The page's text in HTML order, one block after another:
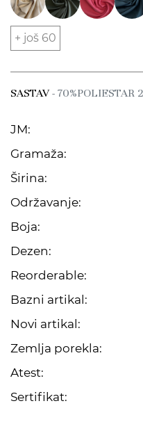
+ još 60
SASTAV- 70%POLIESTAR
JM:
Gramaža:
Širina:
Održavanje:
Boja:
Dezen:
Reorderable:
Bazni artikal:
Novi artikal:
Zemlja porekla:
Atest:
Sertifikat: